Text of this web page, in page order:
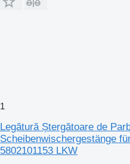
1
Legătură Ștergătoare de
Scheibenwischergestänge
5802101153 LKW